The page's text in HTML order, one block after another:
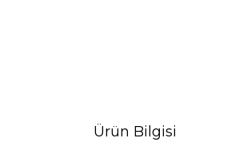
Ürün Bilgisi